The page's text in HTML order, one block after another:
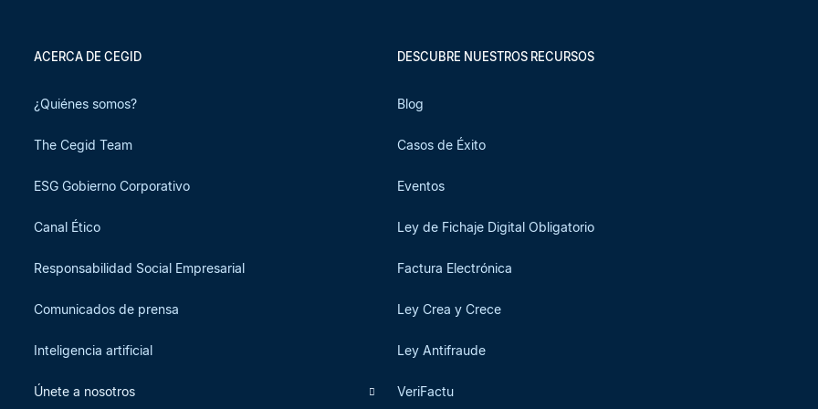
ACERCA DE CEGID
¿Quiénes somos?
The Cegid Team
ESG Gobierno Corporativo
Canal Ético
Responsabilidad Social Empresarial
Comunicados de prensa
Inteligencia artificial
Únete a nosotros
DESCUBRE NUESTROS RECURSOS
Blog
Casos de Éxito
Eventos
Ley de Fichaje Digital Obligatorio
Factura Electrónica
Ley Crea y Crece
Ley Antifraude
VeriFactu